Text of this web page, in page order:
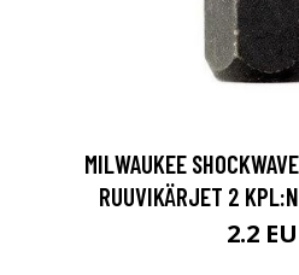
MILWAUKEE
RUUVIKÄRJET 2
2.2